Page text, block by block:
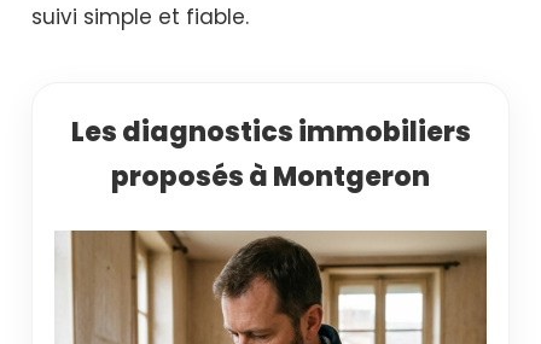
suivi simple et fiable.
Les diagnostics immobiliers
proposés à Montgeron